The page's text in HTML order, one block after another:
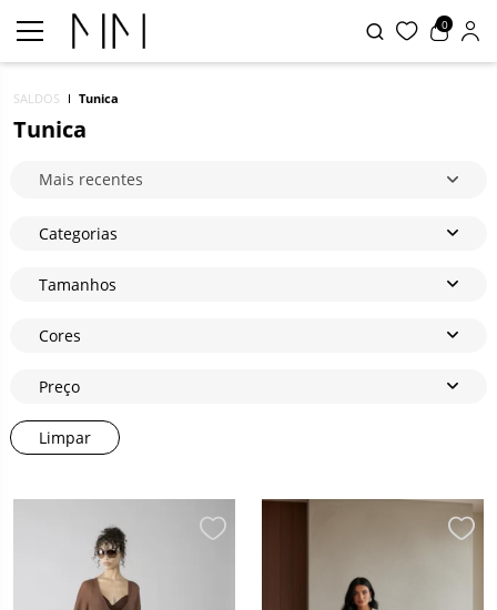
0
SALDOS Tunica
Tunica
Categorias
Tamanhos
Cores
Preço
Limpar
Mais recentes